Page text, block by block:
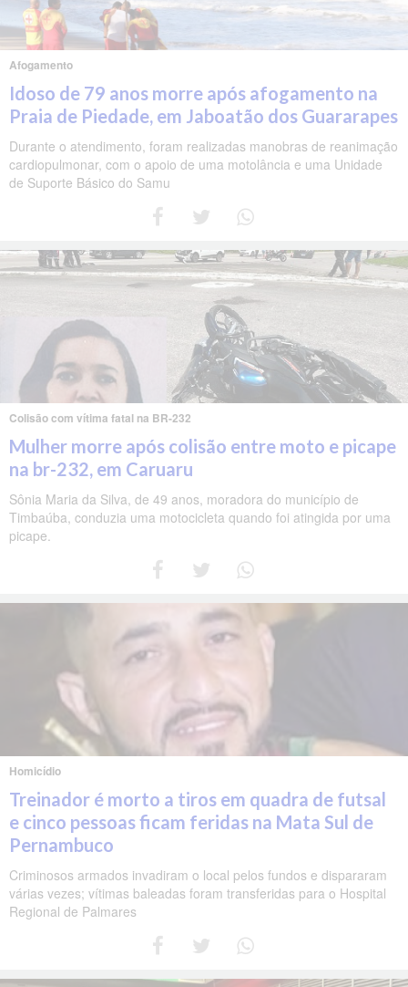
Afogamento
Idoso de 79 anos morre após afogamento na
Praia de Piedade, em Jaboatão dos Guararapes
Durante o atendimento, foram realizadas manobras de reanimação
cardiopulmonar, com o apoio de uma motolância e uma Unidade
de Suporte Básico do Samu
Colisão com vítima fatal na BR-232
Mulher morre após colisão entre moto e picape
na br-232, em Caruaru
Sônia Maria da Silva, de 49 anos, moradora do município de
Timbaúba, conduzia uma motocicleta quando foi atingida por uma
picape.
Homicídio
Treinador é morto a tiros em quadra de futsal
e cinco pessoas ficam feridas na Mata Sul de
Pernambuco
Criminosos armados invadiram o local pelos fundos e dispararam
várias vezes; vítimas baleadas foram transferidas para o Hospital
Regional de Palmares